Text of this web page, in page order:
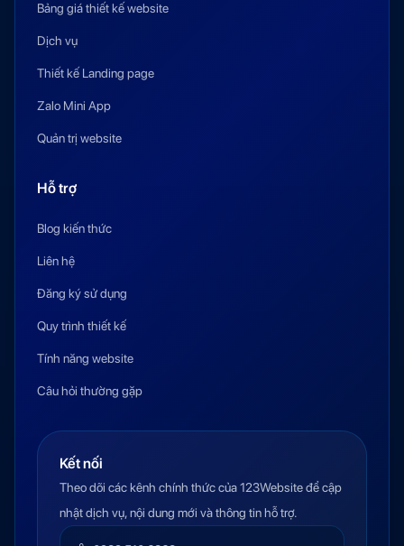
Bảng giá thiết kế website
Dịch vụ
Thiết kế Landing page
Zalo Mini App
Quản trị website
Hỗ trợ
Blog kiến thức
Liên hệ
Đăng ký sử dụng
Quy trình thiết kế
Tính năng website
Câu hỏi thường gặp
Kết nối
Theo dõi các kênh chính thức của 123Website để cập
nhật dịch vụ, nội dung mới và thông tin hỗ trợ.